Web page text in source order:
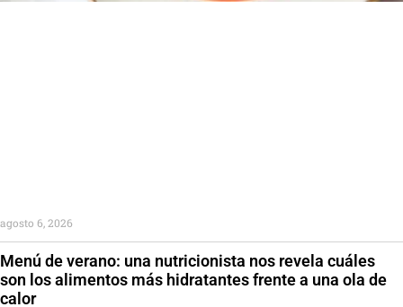
Menú de verano: una nutricionista nos revela cuáles
son los alimentos más hidratantes frente a una ola de
calor
agosto 6, 2026